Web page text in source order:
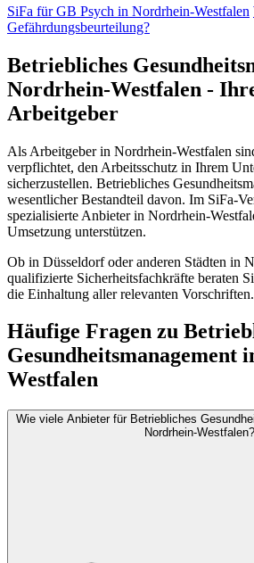
SiFa für GB Psych in Nordrhein-Westfalen
Gefährdungsbeurteilung?
Betriebliches
Nordrhein-Westfalen -
Arbeitgeber
Als Arbeitgeber in Nordrhein-Westfalen
verpflichtet, den Arbeitsschutz in Ihrem
sicherzustellen. Betriebliches
wesentlicher Bestandteil davon. Im SiFa-
spezialisierte Anbieter in Nordrhein-
Umsetzung unterstützen.
Ob in Düsseldorf oder anderen Städten in
qualifizierte Sicherheitsfachkräfte beraten
die Einhaltung aller relevanten Vorschriften.
Häufige Fragen zu
Gesundheitsmanagement
Westfalen
Wie viele Anbieter für Betriebliches